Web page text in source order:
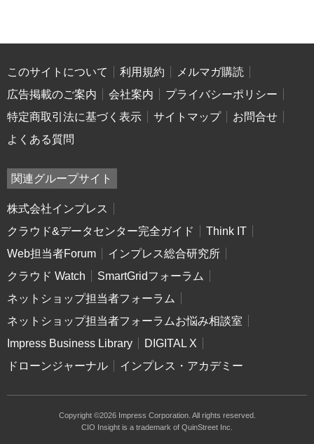
このサイトについて 利用規約
メルマガ購読
広告掲載のご案内
会社案内
プライバシーポリシー
特定商取引法に基づく表示
サイトマップ
お問合せ
よくある質問
関連グループサイト
株式会社インプレス
クラウド&データセンター完全ガイド
Think IT
Web担当者Forum
インプレス総合研究所
クラウド Watch
SmartGridフォーラム
ネットショップ担当者フォーラム
ネットショップ担当者フォーラムお悩み相談室
Impress Business Library
DIGITAL X
ドローンジャーナル
インプレス・アカデミー
Copyright ©2026 Impress Corporation. All rights reserved.
CIO Insight is a trademark of QuinStreet Inc.